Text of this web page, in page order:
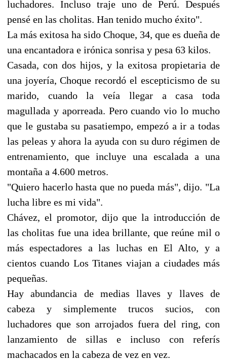
luchadores. Incluso traje uno de Perú. Después
pensé en las cholitas. Han tenido mucho éxito".
La más exitosa ha sido Choque, 34, que es dueña de
una encantadora e irónica sonrisa y pesa 63 kilos.
Casada, con dos hijos, y la exitosa propietaria de
una joyería, Choque recordó el escepticismo de su
marido, cuando la veía llegar a casa toda
magullada y aporreada. Pero cuando vio lo mucho
que le gustaba su pasatiempo, empezó a ir a todas
las peleas y ahora la ayuda con su duro régimen de
entrenamiento, que incluye una escalada a una
montaña a 4.600 metros.
"Quiero hacerlo hasta que no pueda más", dijo. "La
lucha libre es mi vida".
Chávez, el promotor, dijo que la introducción de
las cholitas fue una idea brillante, que reúne mil o
más espectadores a las luchas en El Alto, y a
cientos cuando Los Titanes viajan a ciudades más
pequeñas.
Hay abundancia de medias llaves y llaves de
cabeza y simplemente trucos sucios, con
luchadores que son arrojados fuera del ring, con
lanzamiento de sillas e incluso con referís
machacados en la cabeza de vez en vez.